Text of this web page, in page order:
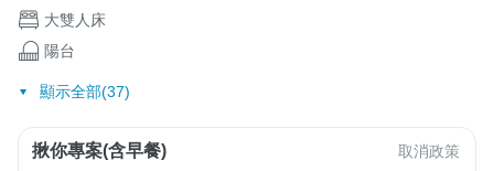
大雙人床
陽台
顯示全部(37)
揪你專案(含早餐) 取消政策